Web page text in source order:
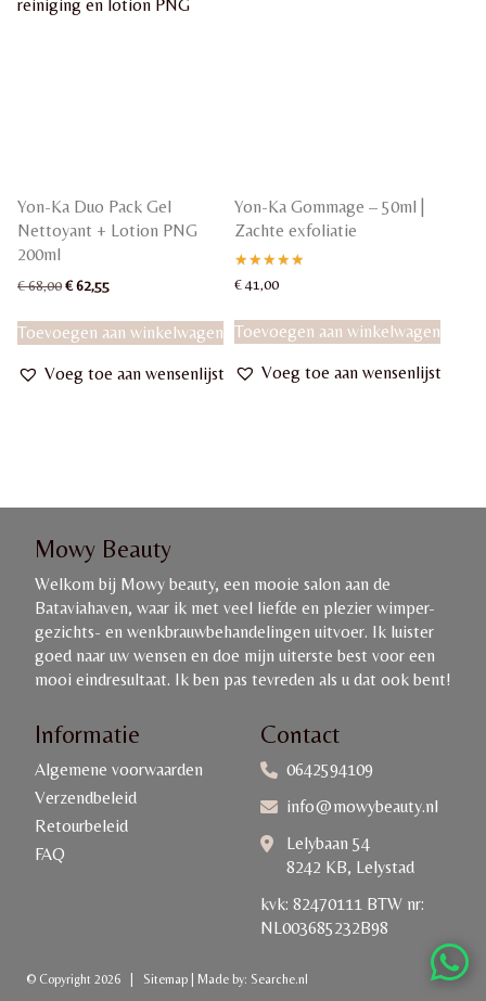
Yon-Ka Duo Pack Gel
Nettoyant + Lotion PNG
200ml
€68,00Oorspronkelijke
was:
€ 68,00.
€62,55Huidige
is:
€ 62,55.
Toevoegen aan winkelwagen
Voeg toe aan wensenlijst
Yon-Ka Gommage – 50ml |
Zachte exfoliatie
Gewaardeerd
€41,00
Toevoegen aan winkelwagen
Voeg toe aan wensenlijst
Mowy Beauty
Welkom bij Mowy beauty, een mooie salon aan de
Bataviahaven, waar ik met veel liefde en plezier wimper-
gezichts- en wenkbrauwbehandelingen uitvoer. Ik luister
goed naar uw wensen en doe mijn uiterste best voor een
mooi eindresultaat. Ik ben pas tevreden als u dat ook bent!
Informatie
Algemene voorwaarden
Verzendbeleid
Retourbeleid
FAQ
Contact
0642594109
info@mowybeauty.nl
Lelybaan 54
8242 KB, Lelystad
kvk: 82470111 BTW nr:
NL003685232B98
© Copyright 2026 Sitemap Made by: Searche.nl